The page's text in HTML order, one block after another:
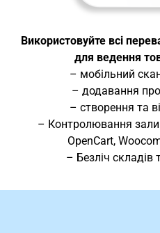
Використовуйте всі
для ведення
– мобільний
– додавання
– створення та
– Контролювання
OpenCart,
– Безліч складів